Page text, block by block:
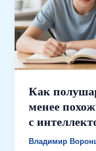
Как
менее
с
Владимир